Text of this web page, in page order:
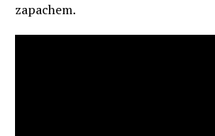
zapachem.